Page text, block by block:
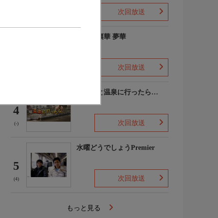
次回放送
ゆめの凛華 夢華
次回放送
4
(-)
あなたと温泉に行ったら…
次回放送
5
(4)
水曜どうでしょうPremier
次回放送
もっと見る